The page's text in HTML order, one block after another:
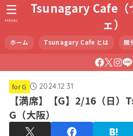
Tsunagary Cafe（
ェ）
ホーム Tsunagary Cafe とは 開
MENU
for G 2024.12.31
【満席】【G】2/16（日
G（大阪）